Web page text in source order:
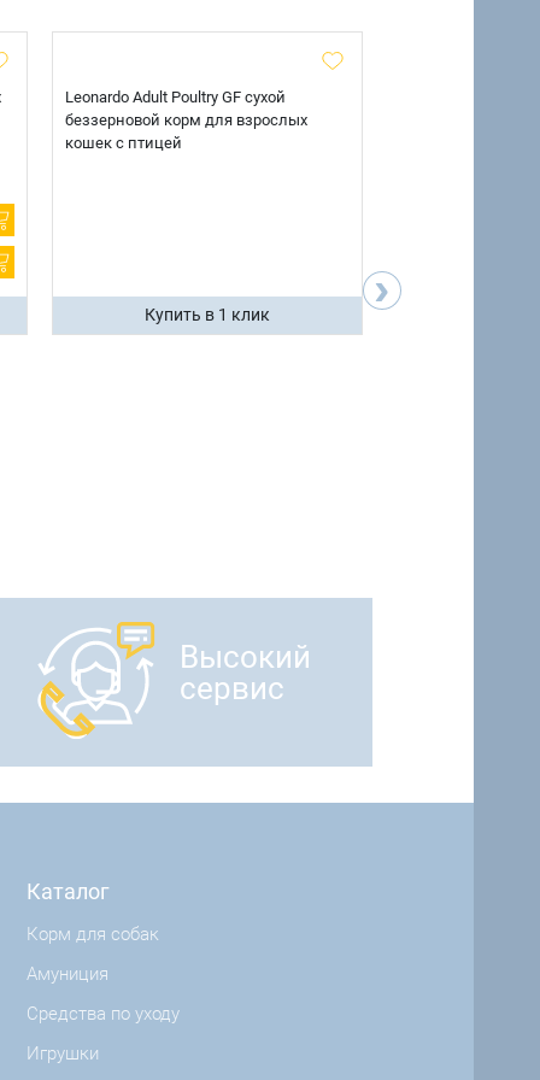
Leonardo Adult Poultry GF сухой
беззерновой корм для взрослых
кошек с птицей
Купить в 1 клик ›
Высокий
сервис
Каталог
Корм для собак
Амуниция
Средства по уходу
Игрушки